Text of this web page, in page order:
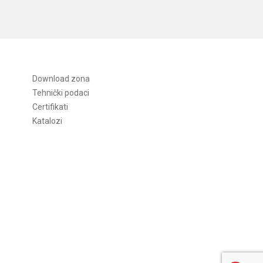
Download zona
Tehnički podaci
Certifikati
Katalozi